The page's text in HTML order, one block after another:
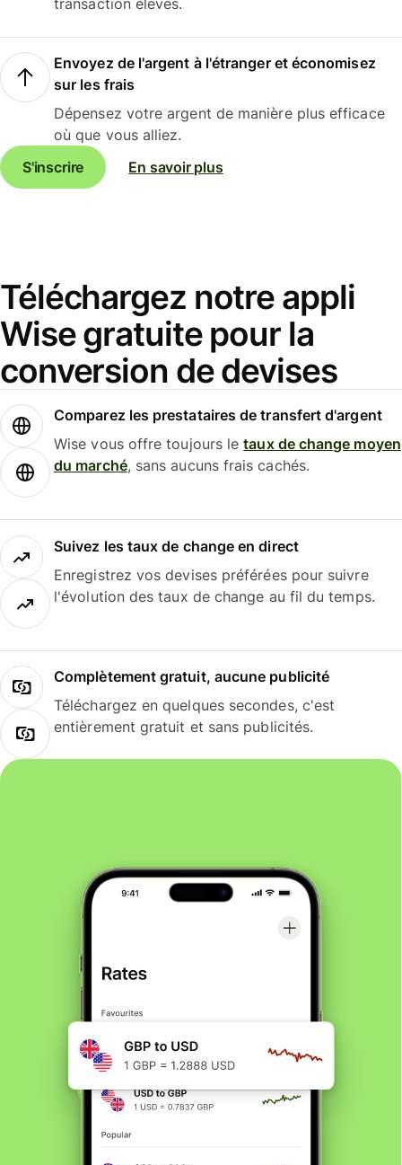
transaction élevés.
Envoyez de l'argent à l'étranger et économisez
sur les frais
Dépensez votre argent de manière plus efficace
où que vous alliez.
S'inscrire
En savoir plus
Téléchargez notre appli
Wise gratuite pour la
conversion de devises
Comparez les prestataires de transfert d'argent
Wise vous offre toujours letaux de change moyen
du marché, sans aucuns frais cachés.
Suivez les taux de change en direct
Enregistrez vos devises préférées pour suivre
l'évolution des taux de change au fil du temps.
Complètement gratuit, aucune publicité
Téléchargez en quelques secondes, c'est
entièrement gratuit et sans publicités.